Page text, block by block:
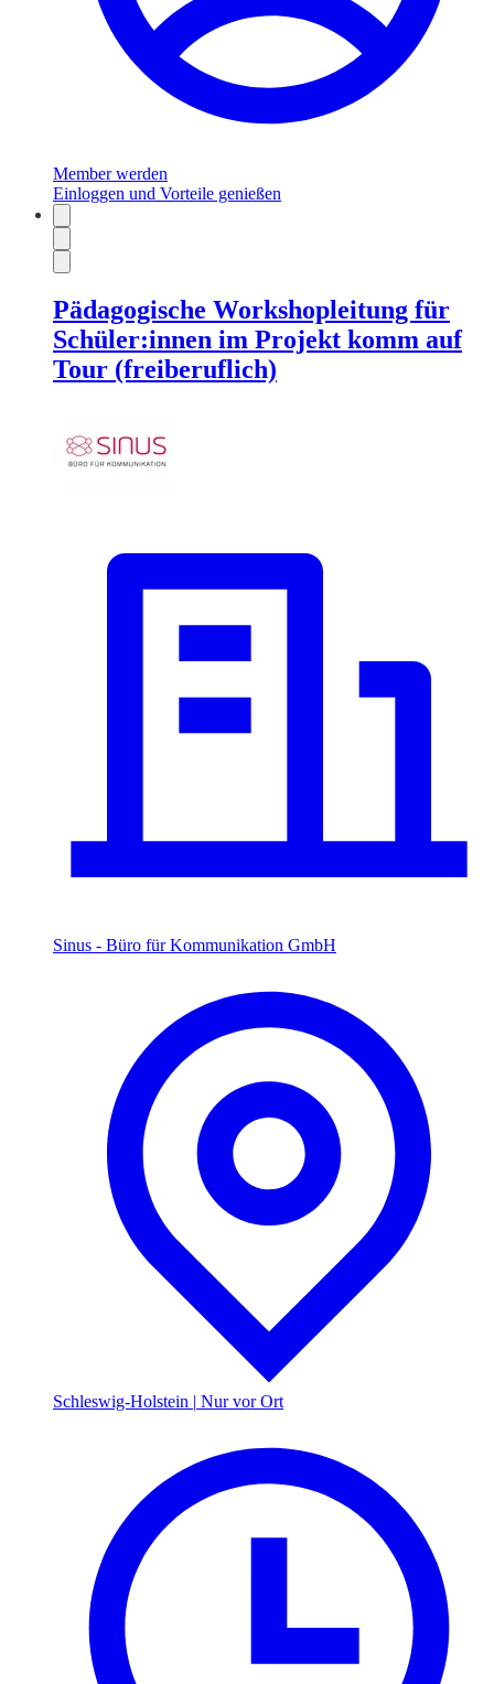
Member werden
Einloggen und Vorteile genießen
Pädagogische Workshopleitung für
Schüler:innen im Projekt komm auf
Tour (freiberuflich)
Sinus - Büro für Kommunikation GmbH
Schleswig-Holstein | Nur vor Ort